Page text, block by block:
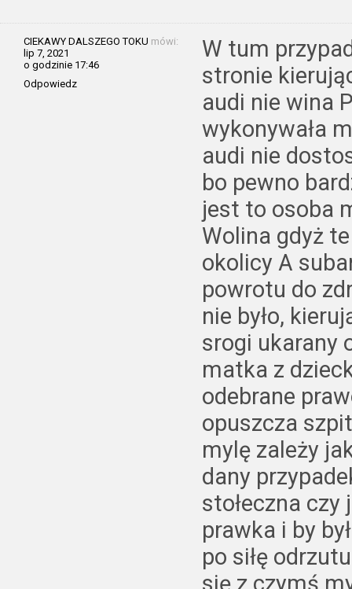
CIEKAWY DALSZEGO TOKU mówi:
lip 7, 2021
o godzinie 17:46
Odpowiedz
W tum
stronie
audi nie wina
wykonywała
audi nie
bo pewno
jest to osoba
Wolina gdyż
okolicy A
powrotu do
nie było,
srogi ukarany
matka z
odebrane
opuszcza
mylę zależy
dany
stołeczna czy
prawka i by
po siłę
się z czymś